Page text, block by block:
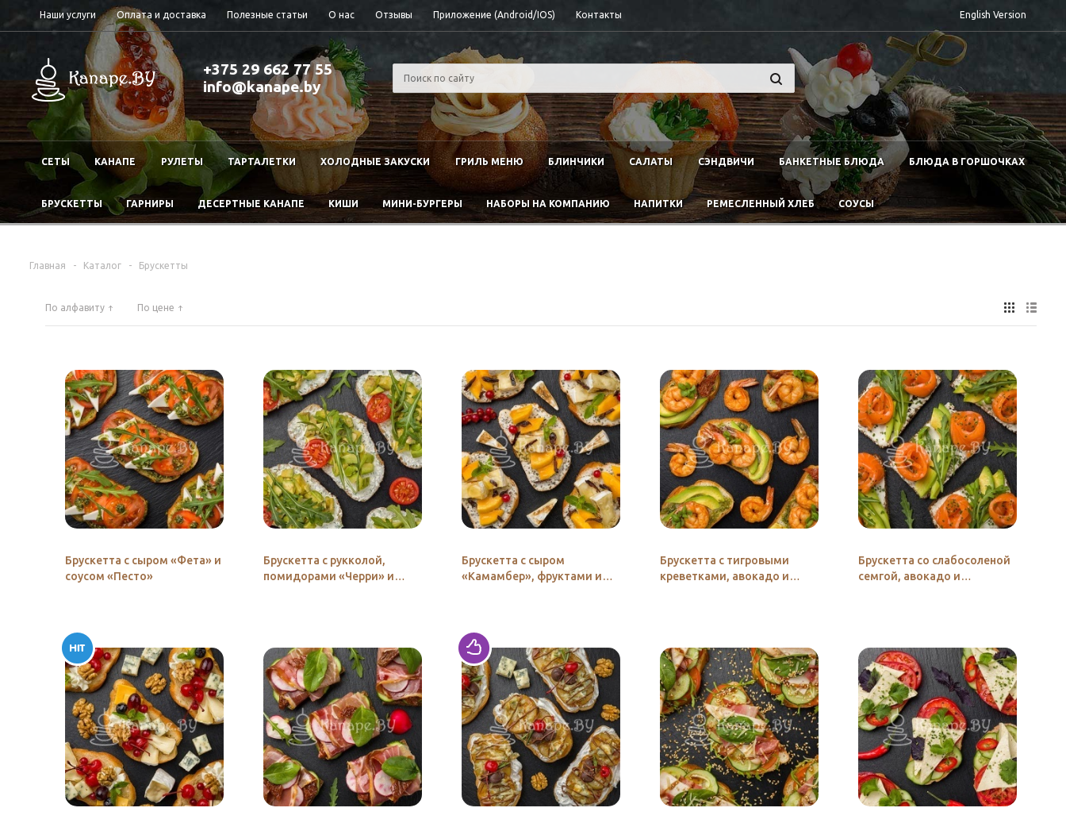
Наши услуги Оплата и доставка Полезные статьи О нас Отзывы Приложение (Android/IOS) Контакты English Version
+375 29 662 77 55
info@kanape.by
СЕТЫ КАНАПЕ РУЛЕТЫ ТАРТАЛЕТКИ ХОЛОДНЫЕ ЗАКУСКИ ГРИЛЬ МЕНЮ БЛИНЧИКИ САЛАТЫ СЭНДВИЧИ БАНКЕТНЫЕ БЛЮДА БЛЮДА В ГОРШОЧКАХ
БРУСКЕТТЫ ГАРНИРЫ ДЕСЕРТНЫЕ КАНАПЕ КИШИ МИНИ-БУРГЕРЫ НАБОРЫ НА КОМПАНИЮ НАПИТКИ РЕМЕСЛЕННЫЙ ХЛЕБ СОУСЫ
Главная - Каталог - Брускетты
По алфавиту По цене
Брускетта с сыром «Фета» и
соусом «Песто»
Брускетта с рукколой,
помидорами «Черри» и
Брускетта с сыром
«Камамбер», фруктами и
Брускетта с тигровыми
креветками, авокадо и
Брускетта со слабосоленой
семгой, авокадо и